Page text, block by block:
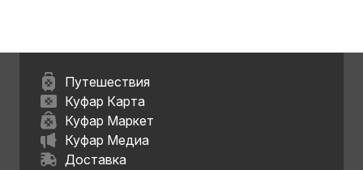
Путешествия
Куфар Карта
Куфар Маркет
Куфар Медиа
Доставка